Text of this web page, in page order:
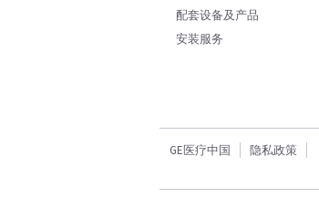
配套设备及产品
安装服务
GE医疗中国 隐私政策